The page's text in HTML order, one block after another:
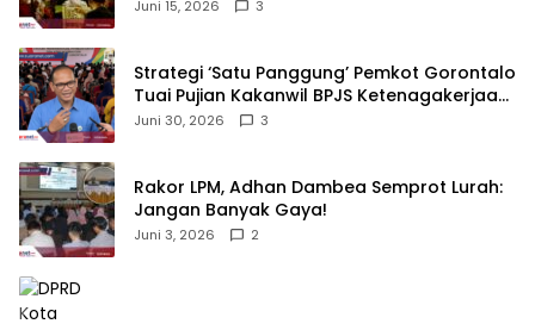
Juni 15, 2026 3
Strategi ‘Satu Panggung’ Pemkot Gorontalo
Tuai Pujian Kakanwil BPJS Ketenagakerjaan
Sulama‎‎
Juni 30, 2026 3
‎Rakor LPM, Adhan Dambea Semprot Lurah:
Jangan Banyak Gaya!‎
Juni 3, 2026 2